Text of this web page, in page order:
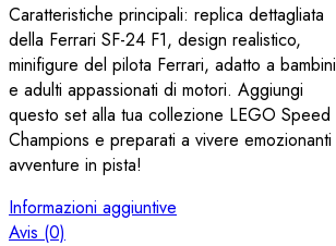
Caratteristiche principali: replica dettagliata
della Ferrari SF-24 F1, design realistico,
minifigure del pilota Ferrari, adatto a bambini
e adulti appassionati di motori. Aggiungi
questo set alla tua collezione LEGO Speed
Champions e preparati a vivere emozionanti
avventure in pista!
Informazioni aggiuntive
Avis (0)